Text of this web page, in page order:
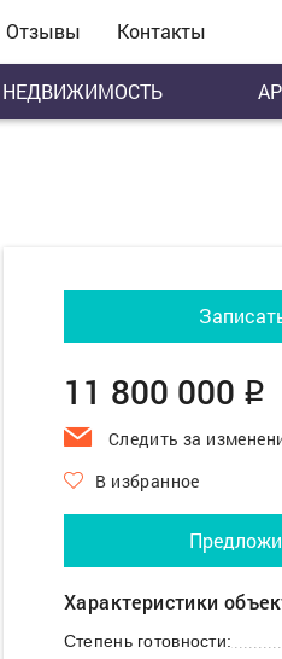
Отзывы Контакты
11 800 000 q
Следить за
В избранное
Характеристики
Степень готовности: